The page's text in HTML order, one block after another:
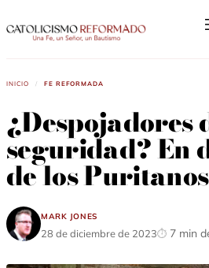
al
al
Inicio / Fe Reformada
¿Despojadores
seguridad? En
de los Puritanos
Mark Jones
28 de diciembre de 2023 7 min